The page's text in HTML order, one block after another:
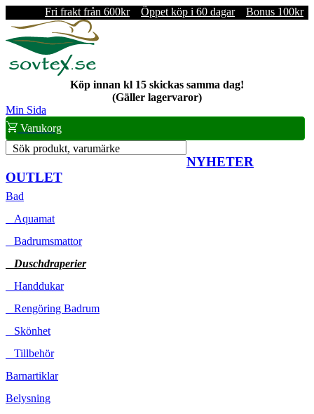
Fri frakt från 600kr Öppet köp i 60 dagar Bonus 100kr
Köp innan kl 15 skickas samma dag!
(Gäller lagervaror)
Min Sida
Varukorg
Sök produkt, varumärke
NYHETER
OUTLET
Bad
Aquamat
Badrumsmattor
Duschdraperier
Handdukar
Rengöring Badrum
Skönhet
Tillbehör
Barnartiklar
Belysning